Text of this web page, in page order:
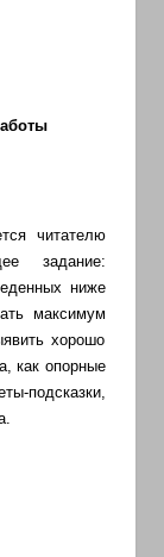
читателю
задание:
ниже
максимум
хорошо
как опорные